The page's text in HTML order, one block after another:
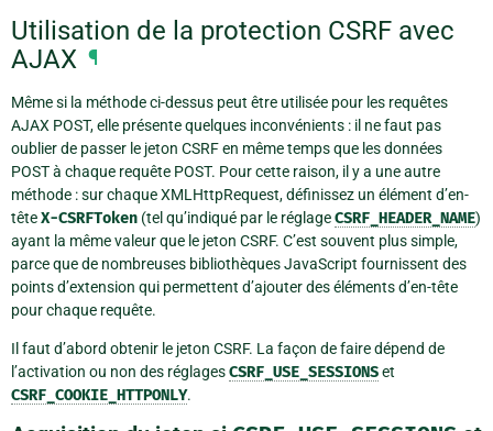
Utilisation de la protection CSRF avec
AJAX ¶
Même si la méthode ci-dessus peut être utilisée pour les requêtes
AJAX POST, elle présente quelques inconvénients : il ne faut pas
oublier de passer le jeton CSRF en même temps que les données
POST à ​​chaque requête POST. Pour cette raison, il y a une autre
méthode : sur chaque XMLHttpRequest, définissez un élément d’en-
têteX-CSRFToken (tel qu’indiqué par le réglageCSRF_HEADER_NAME)
ayant la même valeur que le jeton CSRF. C’est souvent plus simple,
parce que de nombreuses bibliothèques JavaScript fournissent des
points d’extension qui permettent d’ajouter des éléments d’en-tête
pour chaque requête.
Il faut d’abord obtenir le jeton CSRF. La façon de faire dépend de
l’activation ou non des réglagesCSRF_USE_SESSIONSet
CSRF_COOKIE_HTTPONLY.